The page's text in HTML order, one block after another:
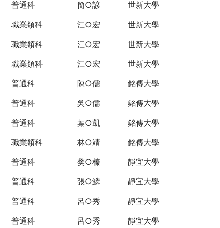
普通科
簡○諺
世新大學
職業類科
江○宏
世新大學
職業類科
江○宏
世新大學
職業類科
江○宏
世新大學
普通科
陳○儒
銘傳大學
普通科
吳○儒
銘傳大學
普通科
葉○凱
銘傳大學
職業類科
林○靖
銘傳大學
普通科
樊○榛
靜宜大學
普通科
張○鱗
靜宜大學
普通科
呂○秀
靜宜大學
普通科
呂○秀
靜宜大學